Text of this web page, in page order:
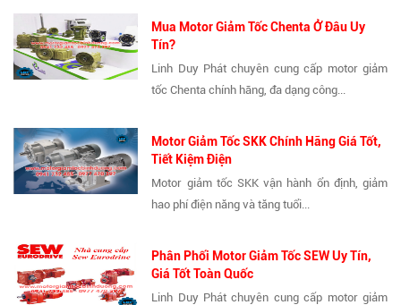
Mua Motor Giảm Tốc Chenta Ở Đâu Uy
Tín?
Linh Duy Phát chuyên cung cấp motor giảm
tốc Chenta chính hãng, đa dạng công...
Motor Giảm Tốc SKK Chính Hãng Giá Tốt,
Tiết Kiệm Điện
Motor giảm tốc SKK vận hành ổn định, giảm
hao phí điện năng và tăng tuổi...
Phân Phối Motor Giảm Tốc SEW Uy Tín,
Giá Tốt Toàn Quốc
Linh Duy Phát chuyên cung cấp motor giảm